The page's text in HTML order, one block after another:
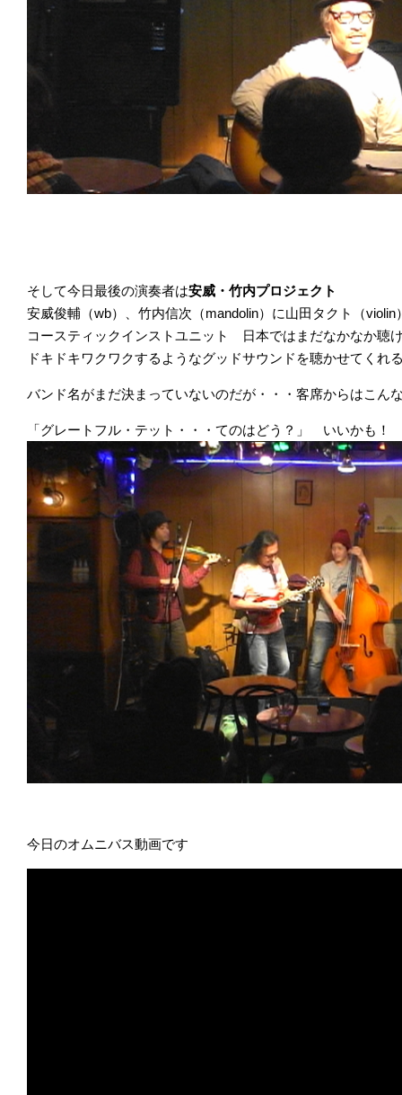
そして今日最後の演奏者は安威・竹内プロジェクト
安威俊輔（wb）、竹内信次（mandolin）に山田タクト（
コースティックインストユニット 日本ではまだなかなか聴
ドキドキワクワクするようなグッドサウンドを聴かせてくれ
バンド名がまだ決まっていないのだが・・・客席からはこん
「グレートフル・テット・・・てのはどう？」 いいかも！
今日のオムニバス動画です